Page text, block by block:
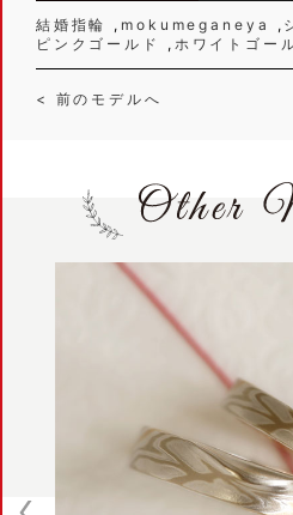
結婚指輪
mokumeganeya
ピンクゴールド
ホワイトゴー
< 前のモデルへ